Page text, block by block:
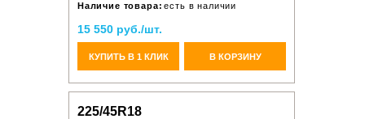
Наличие товара: есть в наличии
15 550 руб./шт.
КУПИТЬ В 1 КЛИК В КОРЗИНУ
225/45R18